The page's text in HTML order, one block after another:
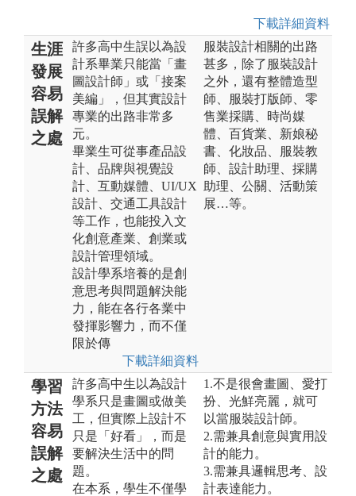
下載詳細資料
生涯
發展
容易
誤解
之處
許多高中生誤以為設
計系畢業只能當「畫
圖設計師」或「接案
美編」，但其實設計
專業的出路非常多
元。
畢業生可從事產品設
計、品牌與視覺設
計、互動媒體、UI/UX
設計、交通工具設計
等工作，也能投入文
化創意產業、創業或
設計管理領域。
設計學系培養的是創
意思考與問題解決能
力，能在各行各業中
發揮影響力，而不僅
限於傳
下載詳細資料
服裝設計相關的出路
甚多，除了服裝設計
之外，還有整體造型
師、服裝打版師、零
售業採購、時尚媒
體、百貨業、新娘秘
書、化妝品、服裝教
師、設計助理、採購
助理、公關、活動策
展…等。
學習
方法
容易
誤解
之處
許多高中生以為設計
學系只是畫圖或做美
工，但實際上設計不
只是「好看」，而是
要解決生活中的問
題。
在本系，學生不僅學
1.不是很會畫圖、愛打
扮、光鮮亮麗，就可
以當服裝設計師。
2.需兼具創意與實用設
計的能力。
3.需兼具邏輯思考、設
計表達能力。